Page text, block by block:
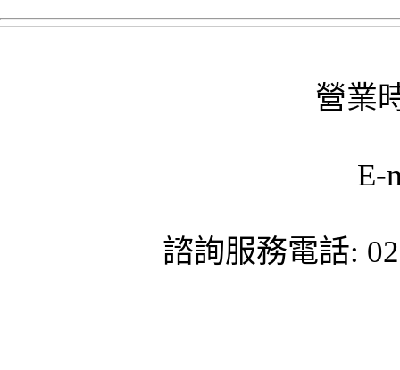
營業
E-
諮詢服務電話: